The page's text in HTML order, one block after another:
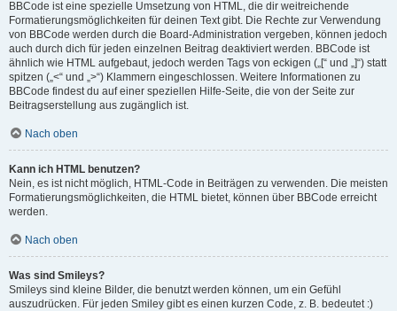
BBCode ist eine spezielle Umsetzung von HTML, die dir weitreichende
Formatierungsmöglichkeiten für deinen Text gibt. Die Rechte zur Verwendung
von BBCode werden durch die Board-Administration vergeben, können jedoch
auch durch dich für jeden einzelnen Beitrag deaktiviert werden. BBCode ist
ähnlich wie HTML aufgebaut, jedoch werden Tags von eckigen („[“ und „]“) statt
spitzen („<“ und „>“) Klammern eingeschlossen. Weitere Informationen zu
BBCode findest du auf einer speziellen Hilfe-Seite, die von der Seite zur
Beitragserstellung aus zugänglich ist.
Nach oben
Kann ich HTML benutzen?
Nein, es ist nicht möglich, HTML-Code in Beiträgen zu verwenden. Die meisten
Formatierungsmöglichkeiten, die HTML bietet, können über BBCode erreicht
werden.
Nach oben
Was sind Smileys?
Smileys sind kleine Bilder, die benutzt werden können, um ein Gefühl
auszudrücken. Für jeden Smiley gibt es einen kurzen Code, z. B. bedeutet :)